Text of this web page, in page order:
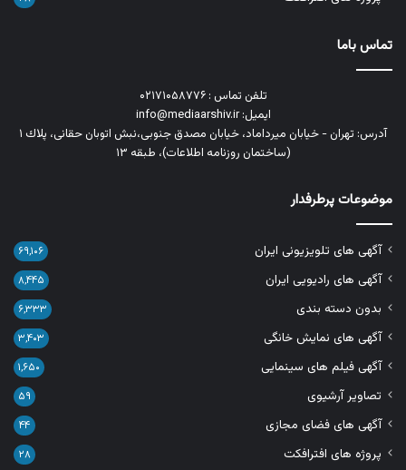
تماس باما
تلفن تماس : ۰۲۱۷۱۰۵۸۷۷۶
ایمیل: info@mediaarshiv.ir
آدرس: تهران - خیابان میرداماد، خیابان مصدق جنوبی،نبش اتوبان حقانی، پلاك ١
(ساختمان روزنامه اطلاعات)، طبقه ۱۳
موضوعات پرطرفدار
آگهی های تلویزیونی ایران ۶۹,۱۰۶
آگهی های رادیویی ایران ۸,۴۴۵
بدون دسته بندی ۶,۳۳۳
آگهی های نمایش خانگی ۳,۴۰۳
آگهی فیلم های سینمایی ۱,۶۵۰
تصاویر آرشیوی ۵۹
آگهی های فضای مجازی ۴۴
پروژه های افترافکت ۲۸